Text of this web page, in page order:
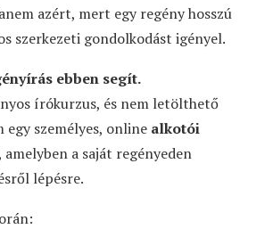
azért, mert egy regény hosszú
szerkezeti gondolkodást igényel.
ebben segít.
írókurzus, és nem letölthető
egy személyes, online alkotói
amelyben a saját regényeden
lépésre.